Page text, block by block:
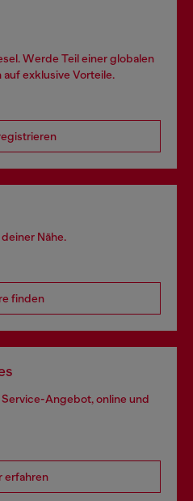
Werde Teil einer globalen
exklusive Vorteile.
Nähe.
finden
Angebot, online und
erfahren